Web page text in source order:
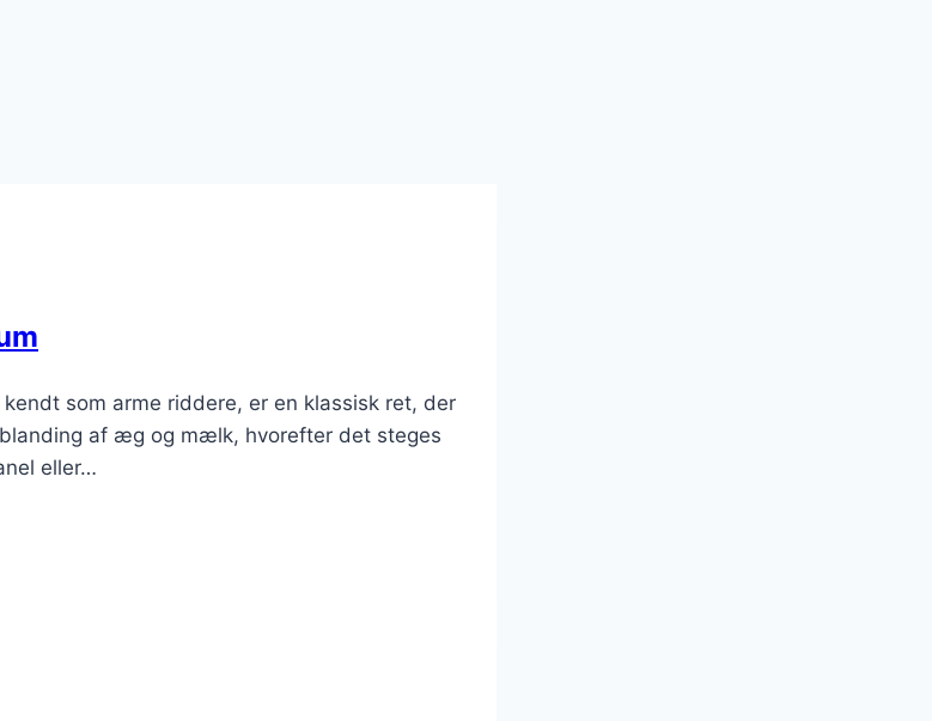
som arme riddere, er en klassisk ret, der
af æg og mælk, hvorefter det steges
eller…